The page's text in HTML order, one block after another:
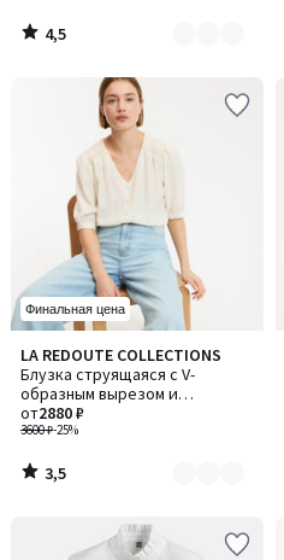
4,5
/
Финальная цена
LA REDOUTE COLLECTIONS
Блузка струящаяся с V-
образным вырезом и
короткими рукавами
3600 ₽-25%
от2880 ₽
3,5
/ 5
Количество
цветов:
2
3,5
/